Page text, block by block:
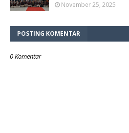
November 25, 2025
POSTING KOMENTAR
0 Komentar